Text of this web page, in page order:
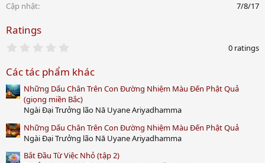
Cập nhật
7/8/17
Ratings
0
t
a
r
(
s
)
0 ratings
Các tác phẩm khác
Những Dấu Chân Trên Con Đường Nhiệm Màu Đến Phật Quả
(giọng miền Bắc)
Ngài Đại Trưởng lão Nā Uyane Ariyadhamma
Những Dấu Chân Trên Con Đường Nhiệm Màu Đến Phật Quả
Ngài Đại Trưởng lão Nā Uyane Ariyadhamma
Bắt Đầu Từ Việc Nhỏ (tập 2)